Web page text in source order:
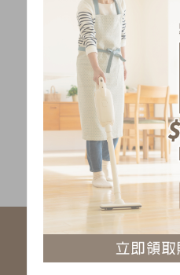
加入會員
購物說明